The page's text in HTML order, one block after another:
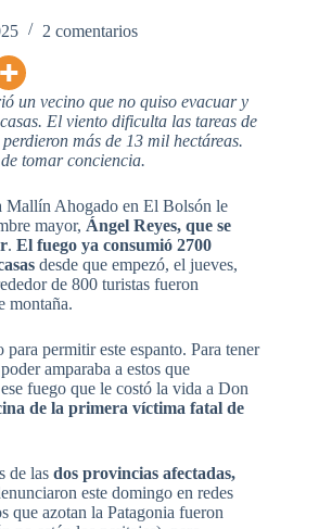
2 comentarios
un vecino que no quiso evacuar y
El viento dificulta las tareas de
más de 13 mil hectáreas.
tomar conciencia.
Mallín Ahogado en El Bolsón le
mayor, Ángel Reyes, que se
. El fuego ya consumió 2700
desde que empezó, el jueves,
de 800 turistas fueron
montaña.
permitir este espanto. Para tener
amparaba a estos que
fuego que le costó la vida a Don
de la primera víctima fatal de
de las dos provincias afectadas,
este domingo en redes
que azotan la Patagonia fueron